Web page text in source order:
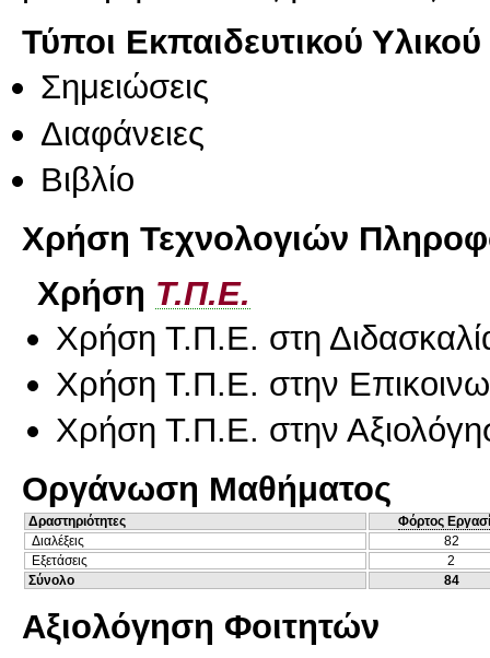
Τύποι Εκπαιδευτικού Υλικού
Σημειώσεις
Διαφάνειες
Βιβλίο
Χρήση Τεχνολογιών
Χρήση Τ.Π.Ε.
Χρήση Τ.Π.Ε. στη
Χρήση Τ.Π.Ε. στην
Χρήση Τ.Π.Ε. στην
Οργάνωση Μαθήματος
Δραστηριότητες
Φόρτος
Διαλέξεις
82
Εξετάσεις
2
Σύνολο
84
Αξιολόγηση Φοιτητών